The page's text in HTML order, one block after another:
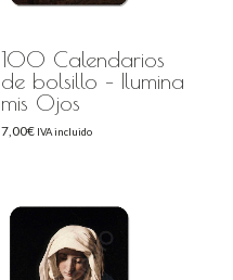
100 Calendarios
de bolsillo – Ilumina
mis Ojos
7,00€ IVA incluido